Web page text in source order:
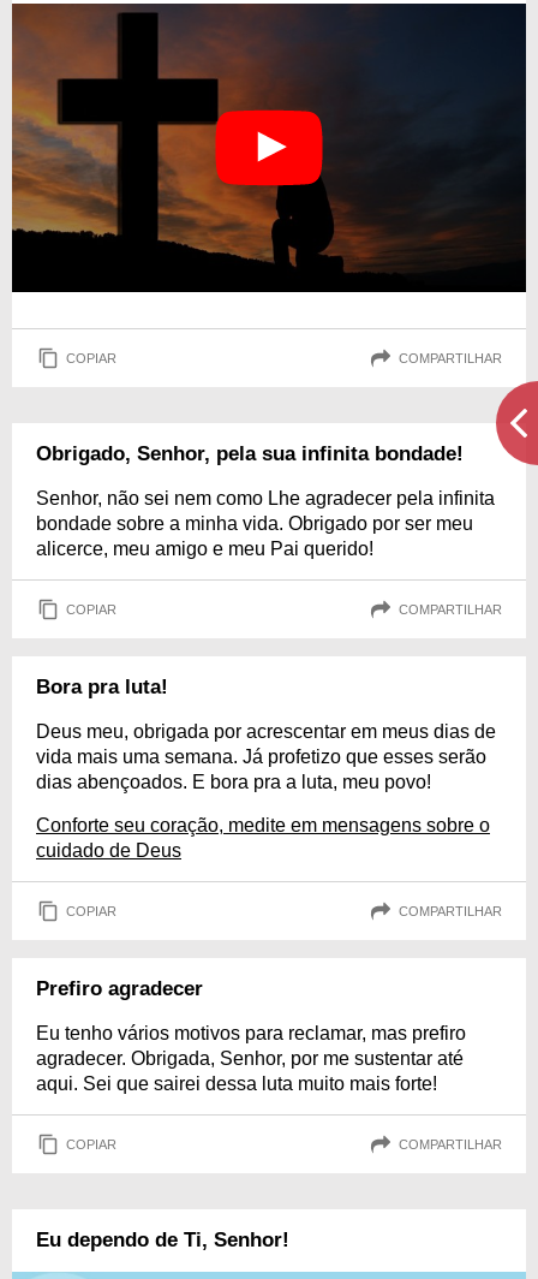
COPIAR COMPARTILHAR
Obrigado, Senhor, pela sua infinita bondade!
Senhor, não sei nem como Lhe agradecer pela infinita
bondade sobre a minha vida. Obrigado por ser meu
alicerce, meu amigo e meu Pai querido!
COPIAR COMPARTILHAR
Bora pra luta!
Deus meu, obrigada por acrescentar em meus dias de
vida mais uma semana. Já profetizo que esses serão
dias abençoados. E bora pra a luta, meu povo!
Conforte seu coração, medite em mensagens sobre o
cuidado de Deus
COPIAR COMPARTILHAR
Prefiro agradecer
Eu tenho vários motivos para reclamar, mas prefiro
agradecer. Obrigada, Senhor, por me sustentar até
aqui. Sei que sairei dessa luta muito mais forte!
COPIAR COMPARTILHAR
Eu dependo de Ti, Senhor!